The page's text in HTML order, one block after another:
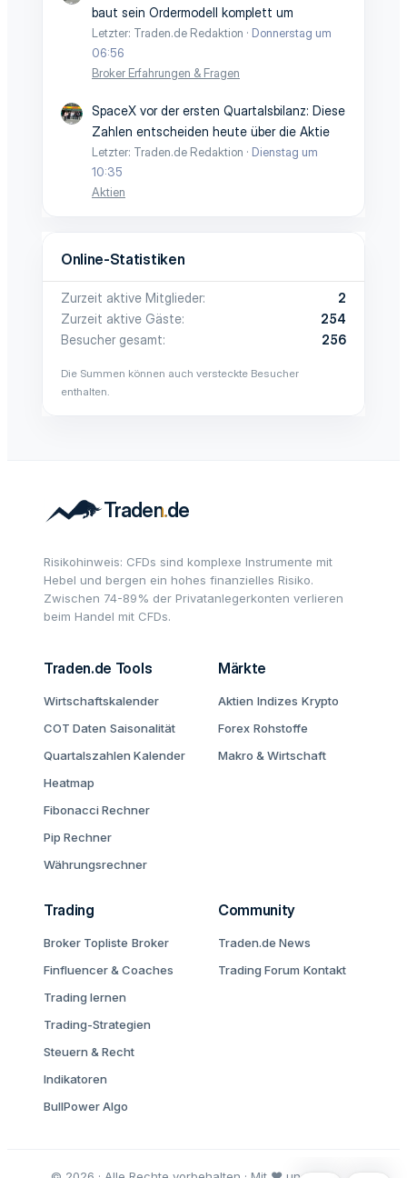
baut sein Ordermodell komplett um
Letzter: Traden.de Redaktion
Donnerstag um
06:56
Broker Erfahrungen & Fragen
SpaceX vor der ersten Quartalsbilanz: Diese
Zahlen entscheiden heute über die Aktie
Letzter: Traden.de Redaktion
Dienstag um
10:35
Aktien
Online-Statistiken
Zurzeit aktive Mitglieder
2
Zurzeit aktive Gäste
254
Besucher gesamt
256
Die Summen können auch versteckte Besucher
enthalten.
Risikohinweis: CFDs sind komplexe Instrumente mit
Hebel und bergen ein hohes finanzielles Risiko.
Zwischen 74-89% der Privatanlegerkonten verlieren
beim Handel mit CFDs.
Traden.de Tools
Wirtschaftskalender
COT Daten Saisonalität
Quartalszahlen Kalender
Heatmap
Fibonacci Rechner
Pip Rechner
Währungsrechner
Märkte
Aktien Indizes Krypto
Forex Rohstoffe
Makro & Wirtschaft
Trading
Broker Topliste Broker
Finfluencer & Coaches
Trading lernen
Trading-Strategien
Steuern & Recht
Indikatoren
BullPower Algo
Community
Traden.de News
Trading Forum Kontakt